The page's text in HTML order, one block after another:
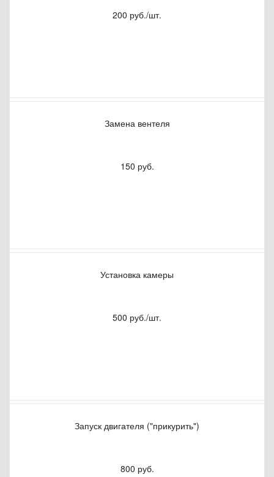
200 руб./шт.
Замена вентеля
150 руб.
Установка камеры
500 руб./шт.
Запуск двигателя ("прикурить")
800 руб.